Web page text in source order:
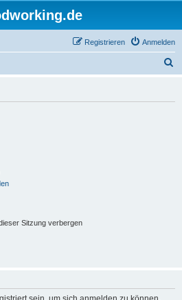
Anmelden
Registrieren
Sitzung verbergen